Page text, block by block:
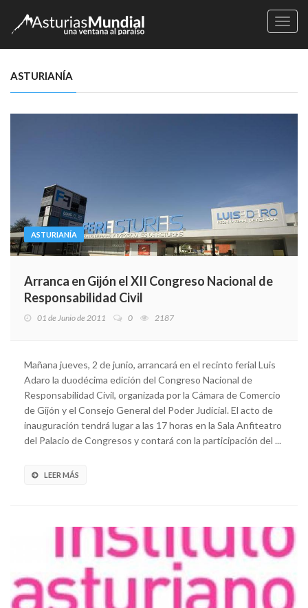
ASTURIANÍA
ASTURIANÍA
Arranca en Gijón el XII Congreso Nacional de
Responsabilidad Civil
01 de Junio de 2011 0 2187
Mañana jueves, 2 de junio, arrancará en el recinto ferial Luis
Adaro la duodécima edición del Congreso Nacional de
Responsabilidad Civil, organizada por la Cámara de Comercio
de Gijón y el Consejo General del Poder Judicial. El acto de
inauguración tendrá lugar a las 17 horas en la Sala Anfiteatro
del Palacio de Congresos y contará con la participación del ...
LEER MÁS